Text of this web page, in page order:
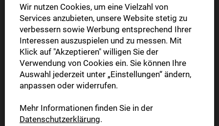
Mehr erfahren
Wir nutzen Cookies, um eine Vielzahl von
Services anzubieten, unsere Website stetig zu
verbessern sowie Werbung entsprechend Ihrer
Interessen auszuspielen und zu messen. Mit
Klick auf "Akzeptieren" willigen Sie der
Verwendung von Cookies ein. Sie können Ihre
Auswahl jederzeit unter „Einstellungen“ ändern,
anpassen oder widerrufen.
Mehr Informationen finden Sie in der
Datenschutzerklärung.